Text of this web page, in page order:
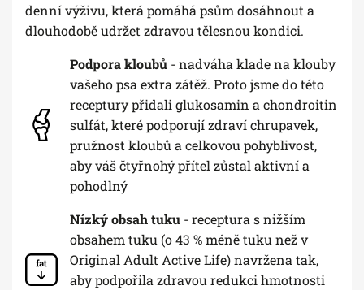
denní výživu, která pomáhá psům dosáhnout a
dlouhodobě udržet zdravou tělesnou kondici.
Podpora kloubů - nadváha klade na klouby
vašeho psa extra zátěž. Proto jsme do této
receptury přidali glukosamin a chondroitin
sulfát, které podporují zdraví chrupavek,
pružnost kloubů a celkovou pohyblivost,
aby váš čtyřnohý přítel zůstal aktivní a
pohodlný
Nízký obsah tuku - receptura s nižším
obsahem tuku (o 43 % méně tuku než v
Original Adult Active Life) navržena tak,
aby podpořila zdravou redukci hmotnosti